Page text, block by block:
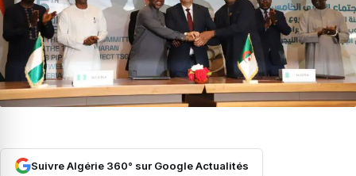
Suivre Algérie 360° sur Google Actualités